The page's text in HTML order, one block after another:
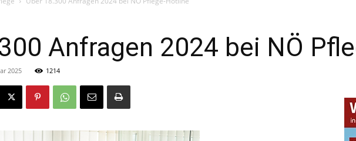
Anfragen 2024 bei NÖ
2025 1214